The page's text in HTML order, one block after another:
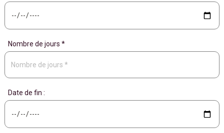
Nombre de jours *
Date de fin :